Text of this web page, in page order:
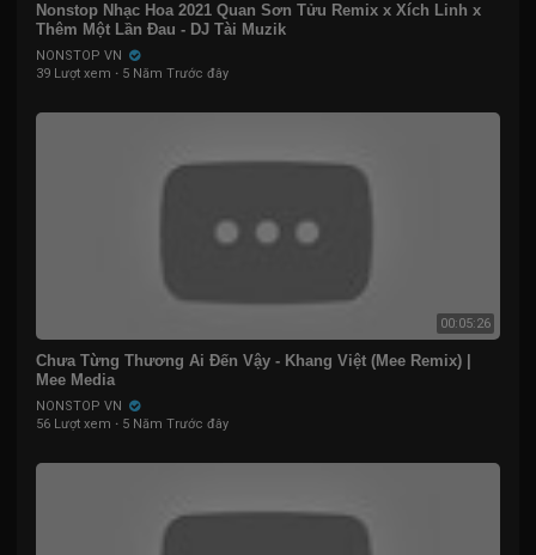
Nonstop Nhạc Hoa 2021 Quan Sơn Tửu Remix x Xích Linh x
Thêm Một Lần Đau - DJ Tài Muzik
NONSTOP VN
39 Lượt xem · 5 Năm Trước đây
00:05:26
Chưa Từng Thương Ai Đến Vậy - Khang Việt (Mee Remix) |
Mee Media
NONSTOP VN
56 Lượt xem · 5 Năm Trước đây